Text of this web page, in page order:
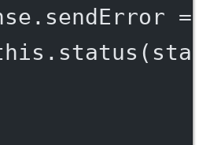
sendError =
. status